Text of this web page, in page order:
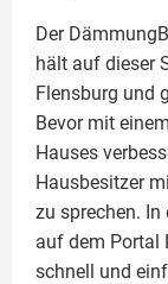
Der
hält auf dieser
Flensburg und
Bevor mit
Hauses
Hausbesitzer
zu sprechen.
auf dem Portal
schnell und